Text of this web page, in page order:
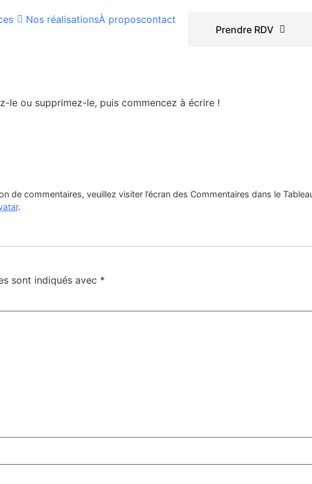
Nos réalisationsÀ proposcontact
Prendre RDV
le ou supprimez-le, puis commencez à écrire !
de commentaires, veuillez visiter l’écran des Commentaires dans le
.
sont indiqués avec *